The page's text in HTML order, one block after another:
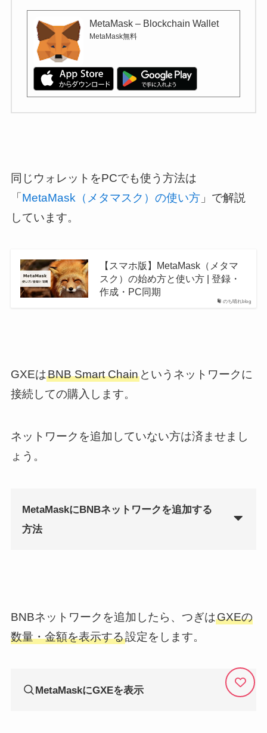
MetaMask – Blockchain Wallet
MetaMask無料
同じウォレットをPCでも使う方法は
「MetaMask（メタマスク）の使い方」で解説
しています。
のち晴れblog
【スマホ版】MetaMask（メタマ
スク）の始め方と使い方 | 登録・
作成・PC同期
GXEはBNB Smart Chainというネットワークに
接続しての購入します。
ネットワークを追加していない方は済ませまし
ょう。
MetaMaskにBNBネットワークを追加する
方法
BNBネットワークを追加したら、つぎはGXEの
数量・金額を表示する設定をします。
MetaMaskにGXEを表示